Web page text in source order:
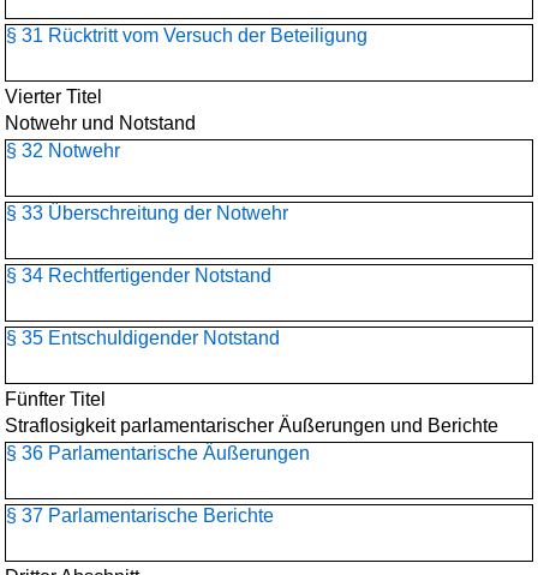
§ 31 Rücktritt vom Versuch der Beteiligung
Vierter Titel
Notwehr und Notstand
§ 32 Notwehr
§ 33 Überschreitung der Notwehr
§ 34 Rechtfertigender Notstand
§ 35 Entschuldigender Notstand
Fünfter Titel
Straflosigkeit parlamentarischer Äußerungen und Berichte
§ 36 Parlamentarische Äußerungen
§ 37 Parlamentarische Berichte